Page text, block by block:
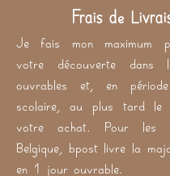
Frais de
Je fais mon maximum
votre découverte dans
ouvrables et, en
scolaire, au plus tard le
votre achat. Pour les
Belgique, bpost livre la
en 1 jour ouvrable.